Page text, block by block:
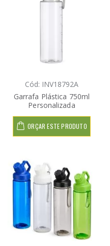
Cód: INV18792A
Garrafa Plástica 750ml
Personalizada
ORÇAR ESTE PRODUTO